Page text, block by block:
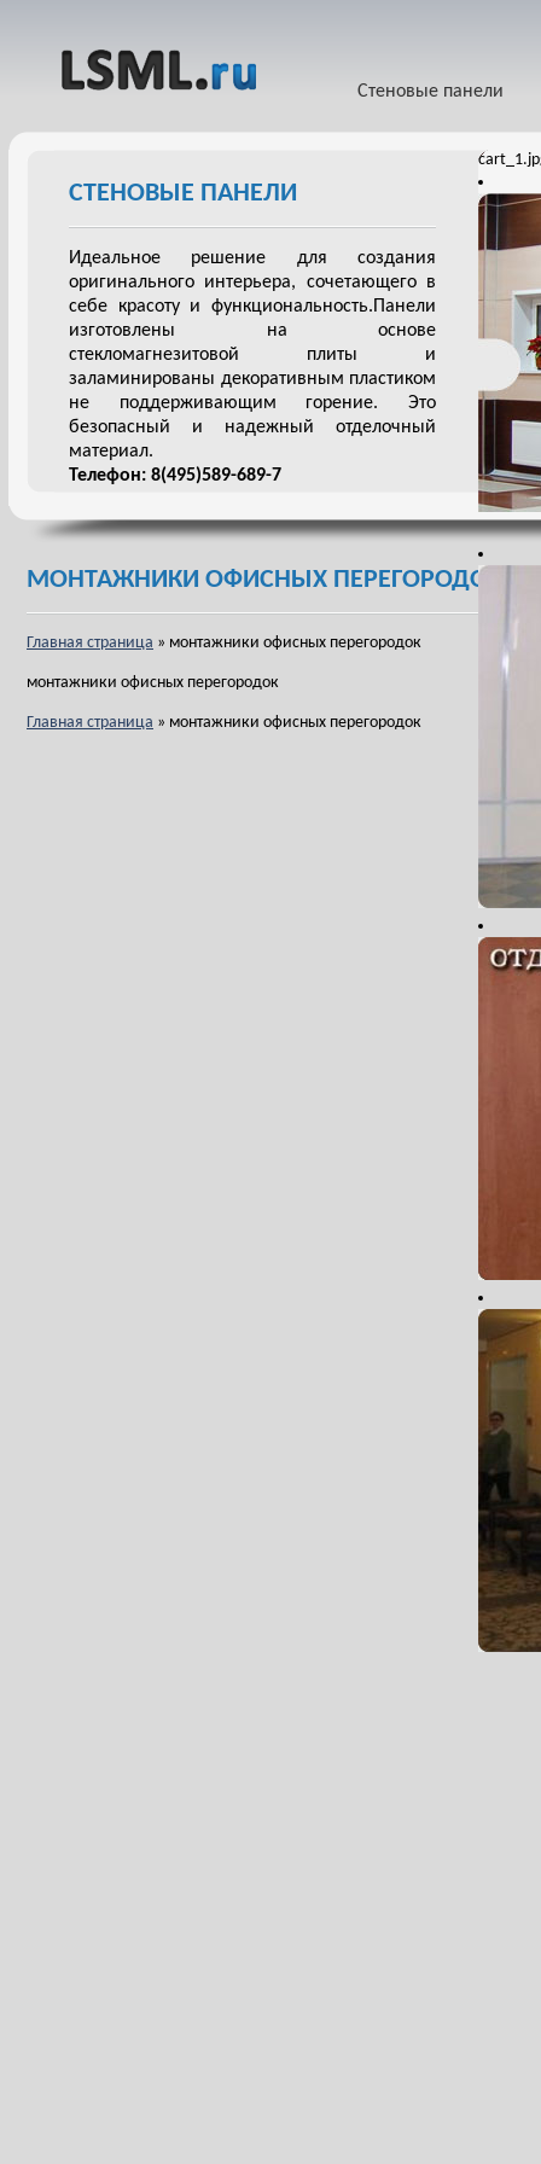
Стеновые панели
СТЕНОВЫЕ ПАНЕЛИ
Идеальное решение для создания
оригинального интерьера, сочетающего в
себе красоту и функциональность.Панели
изготовлены на основе
стекломагнезитовой плиты и
заламинированы декоративным пластиком
не поддерживающим горение. Это
безопасный и надежный отделочный
материал.
Телефон: 8(495)589-689-7
МОНТАЖНИКИ ОФИСНЫХ ПЕРЕГОРОДОК
Главная страница » монтажники офисных перегородок
монтажники офисных перегородок
Главная страница » монтажники офисных перегородок